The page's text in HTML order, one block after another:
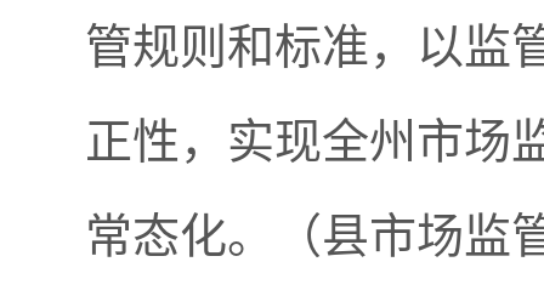
管规则和标准，以监
正性，实现全州市场
常态化。（县市场监